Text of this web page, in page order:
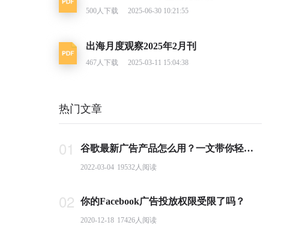
500人下载 2025-06-30 10:21:55
出海月度观察2025年2月刊
467人下载 2025-03-11 15:04:38
热门文章
01 谷歌最新广告产品怎么用？一文带你轻松掌握PMax投放要点
2022-03-04 19532人阅读
02 你的Facebook广告投放权限受限了吗？
2020-12-18 17426人阅读